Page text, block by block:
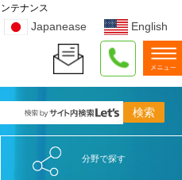
テナンス
Japanease English
分野で探す